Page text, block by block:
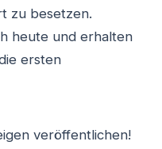
zu besetzen.
heute und erhalten
ersten
veröffentlichen!